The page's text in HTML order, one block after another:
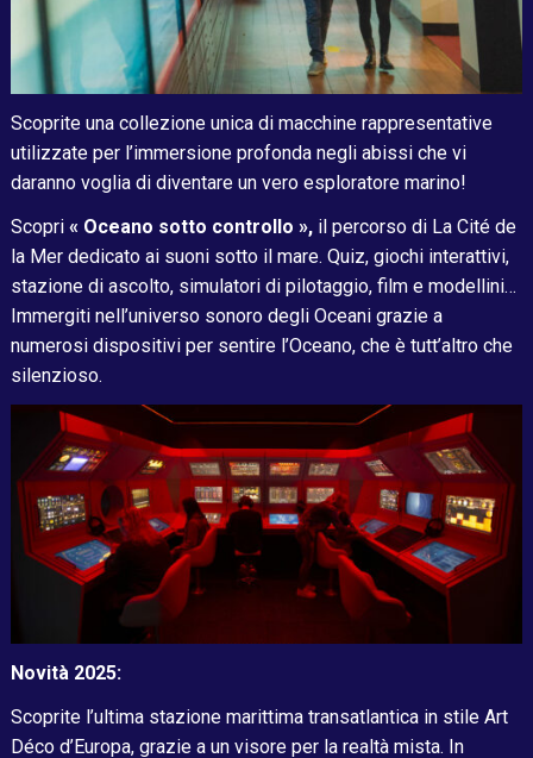
Scoprite una collezione unica di macchine rappresentative
utilizzate per l’immersione profonda negli abissi che vi
daranno voglia di diventare un vero esploratore marino!
Scopri « Oceano sotto controllo »,il percorso di La Cité de
la Mer dedicato ai suoni sotto il mare. Quiz, giochi interattivi,
stazione di ascolto, simulatori di pilotaggio, film e modellini…
Immergiti nell’universo sonoro degli Oceani grazie a
numerosi dispositivi per sentire l’Oceano, che è tutt’altro che
silenzioso.
Novità 2025:
Scoprite l’ultima stazione marittima transatlantica in stile Art
Déco d’Europa, grazie a un visore per la realtà mista. In